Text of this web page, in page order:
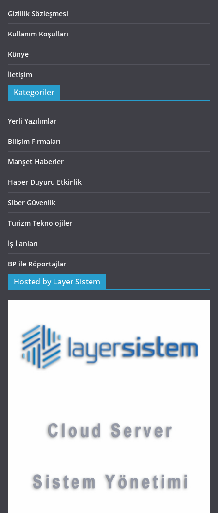
Gizlilik Sözleşmesi
Kullanım Koşulları
Künye
İletişim
Kategoriler
Yerli Yazılımlar
Bilişim Firmaları
Manşet Haberler
Haber Duyuru Etkinlik
Siber Güvenlik
Turizm Teknolojileri
İş İlanları
BP ile Röportajlar
Hosted by Layer Sistem